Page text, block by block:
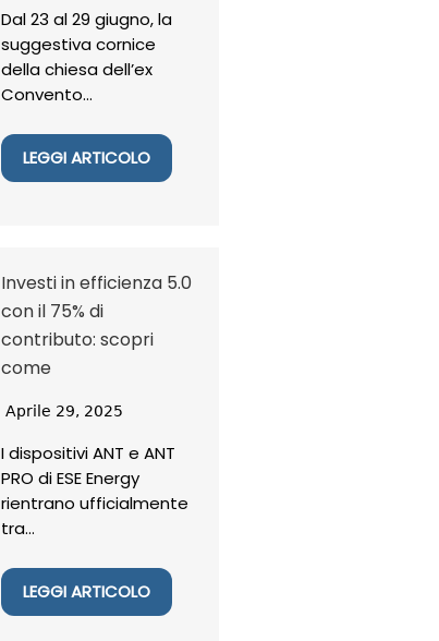
Dal 23 al 29 giugno, la
suggestiva cornice
della chiesa dell’ex
Convento...
LEGGI ARTICOLO
Investi in efficienza 5.0
con il 75% di
contributo: scopri
come
Aprile 29, 2025
I dispositivi ANT e ANT
PRO di ESE Energy
rientrano ufficialmente
tra...
LEGGI ARTICOLO